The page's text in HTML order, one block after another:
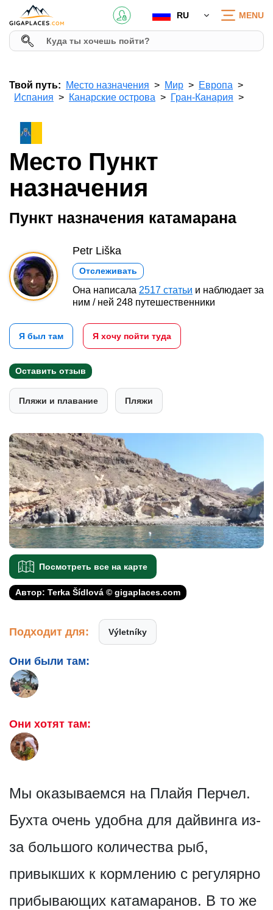
RU MENU
Твой путь: Место назначения Мир
Европа
Испания
Канарские острова Гран-Канария
Место Пункт
назначения
Пункт назначения катамарана
Petr Liška
Отслеживать
Она написала 2517 статьи и наблюдает за
ним / ней 248 путешественники
Я был там Я хочу пойти туда
Оставить отзыв
Пляжи и плавание Пляжи
Посмотреть все на карте
Автор: Terka Šídlová © gigaplaces.com
Подходит для: Výletníky
Они были там:
Они хотят там:
Мы оказываемся на Плайя Перчел.
Бухта очень удобна для дайвинга из-
за большого количества рыб,
привыкших к кормлению с регулярно
прибывающих катамаранов. В то же